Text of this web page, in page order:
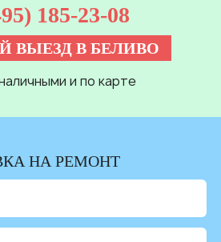
185-23-08
ВЫЕЗД В БЕЛИВО
и по карте
НА РЕМОНТ